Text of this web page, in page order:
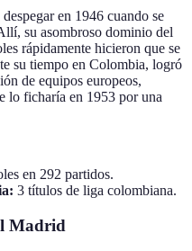
en 1946 cuando se
su asombroso dominio del
rápidamente hicieron que se
su tiempo en Colombia, logró
de equipos europeos,
lo ficharía en 1953 por una
en 292 partidos.
3 títulos de liga colombiana.
Madrid